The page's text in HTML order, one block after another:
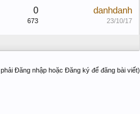
0
673
danhdanh
23/10/17
Đăng nhập hoặc Đăng ký để đăng bài viết)